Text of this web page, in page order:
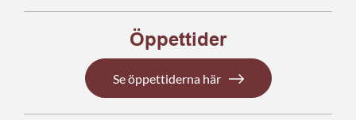
Öppettider
Se öppettiderna här